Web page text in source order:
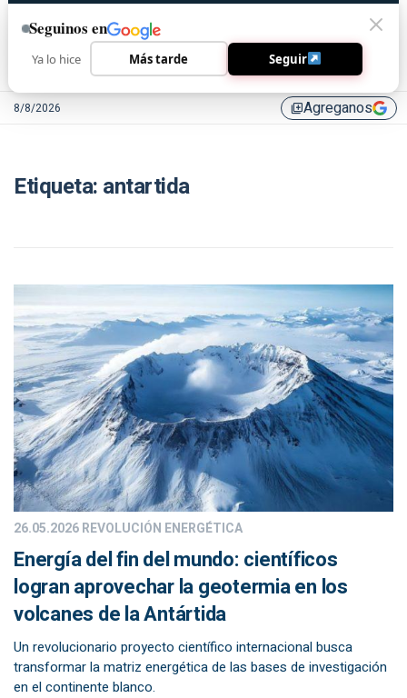
8/8/2026 library_addAgreganos
Etiqueta: antartida
26.05.2026REVOLUCIÓN ENERGÉTICA
Energía del fin del mundo: científicos
logran aprovechar la geotermia en los
volcanes de la Antártida
Un revolucionario proyecto científico internacional busca
transformar la matriz energética de las bases de investigación
en el continente blanco.
Seguinos en
Ya lo hice Más tarde Seguir